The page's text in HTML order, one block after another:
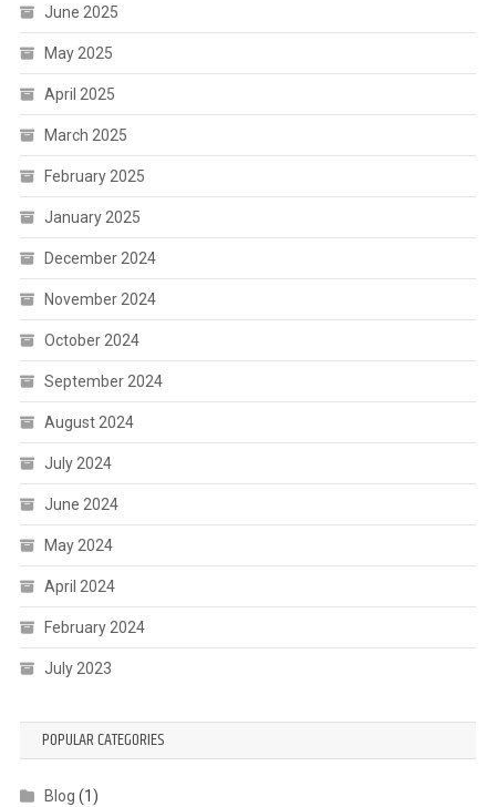
June 2025
May 2025
April 2025
March 2025
February 2025
January 2025
December 2024
November 2024
October 2024
September 2024
August 2024
July 2024
June 2024
May 2024
April 2024
February 2024
July 2023
POPULAR CATEGORIES
Blog (1)